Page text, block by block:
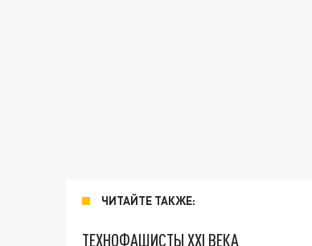
ЧИТАЙТЕ ТАКЖЕ:
ТЕХНОФАШИСТЫ XXI ВЕКА